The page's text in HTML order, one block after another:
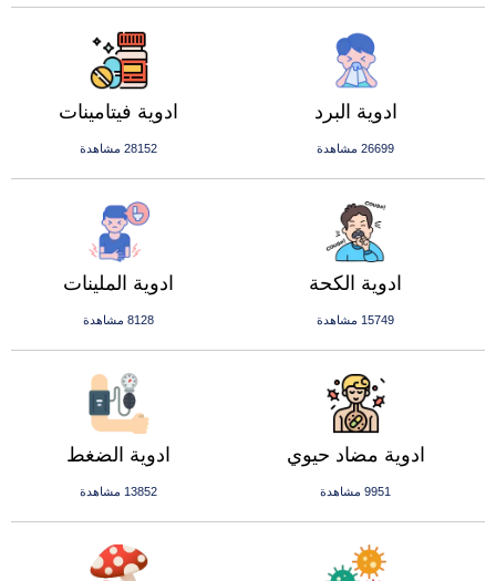
ادوية فيتامينات
28152 مشاهدة
ادوية البرد
26699 مشاهدة
ادوية الملينات
8128 مشاهدة
ادوية الكحة
15749 مشاهدة
ادوية الضغط
13852 مشاهدة
ادوية مضاد حيوي
9951 مشاهدة